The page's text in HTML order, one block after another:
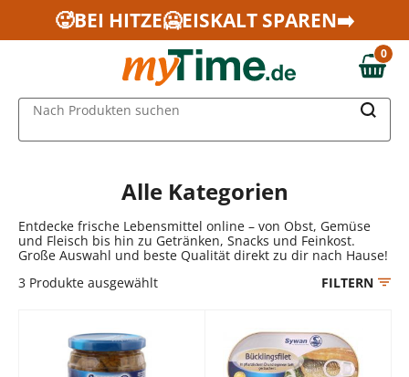
Zum Hauptinhalt springen
Zur Navigation springen
Zur Suche springen
🥵BEI HITZE🥶EISKALT SPAREN➡️
0,00 €
0
Nach Produkten suchen
Alle Kategorien
Entdecke frische Lebensmittel online – von Obst, Gemüse
und Fleisch bis hin zu Getränken, Snacks und Feinkost.
Große Auswahl und beste Qualität direkt zu dir nach Hause!
3 Produkte ausgewählt FILTERN